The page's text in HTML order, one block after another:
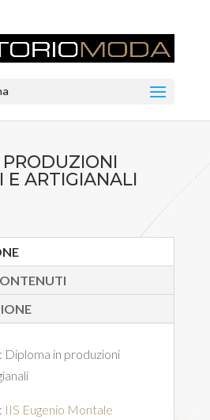
E ARTIGIANALI
Diploma in produzioni
IIS Eugenio Montale